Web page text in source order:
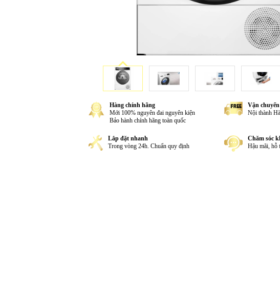
Hàng chính hãng
Mới 100% nguyên đai nguyên kiện
Bảo hành chính hãng toàn quốc
Vận
Nội thành
Lắp đặt nhanh
Trong vòng 24h. Chuẩn quy định
Chăm sóc
Hậu mãi, hỗ